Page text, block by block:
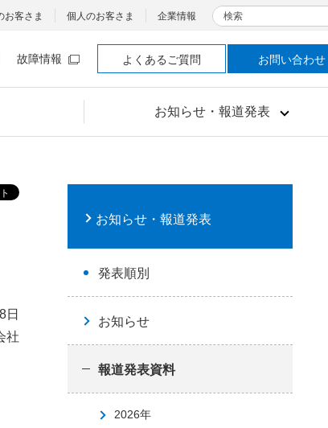
お知らせ・報道発表
お客さま 個人のお客さま 企業情報 検索
故障情報 よくあるご質問 お問い合わせ
日
社
お知らせ・報道発表
発表順別
お知らせ
報道発表資料
2026年